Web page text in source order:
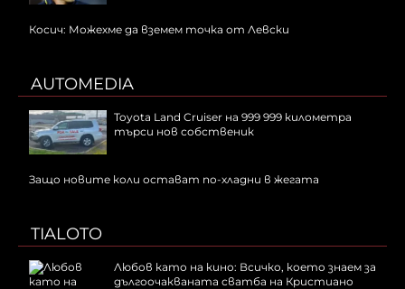
Косич: Можехме да вземем точка от Левски
AUTOMEDIA
Toyota Land Cruiser на 999 999 километра
търси нов собственик
Защо новите коли остават по-хладни в жегата
TIALOTO
Любов като на кино: Всичко, което знаем за
дългоочакваната сватба на Кристиано